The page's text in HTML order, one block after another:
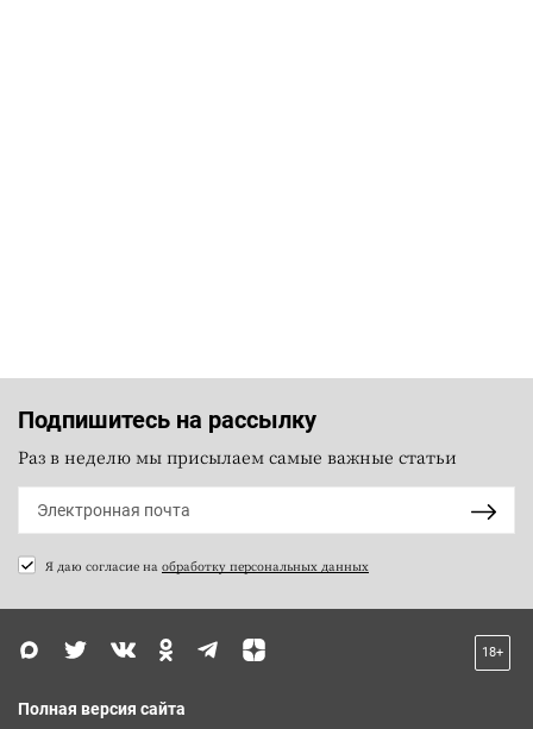
Подпишитесь на рассылку
Раз в неделю мы присылаем самые важные статьи
Я даю согласие на обработку персональных данных
18+
Полная версия сайта